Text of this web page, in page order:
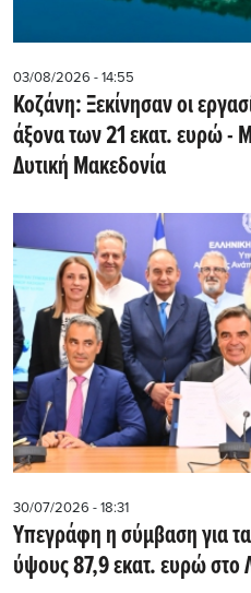
03/08/2026 - 14:55
Κοζάνη: Ξεκίνησαν οι
άξονα των 21 εκατ. ευρώ -
Δυτική Μακεδονία
30/07/2026 - 18:31
Υπεγράφη η σύμβαση για
ύψους 87,9 εκατ. ευρώ στο